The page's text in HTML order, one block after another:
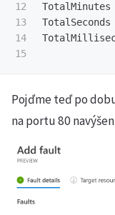
12
13
14
TotalMinutes
TotalSeconds
Pojďme teď po
na portu 80